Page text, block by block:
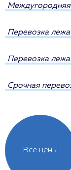
Все цены
Междугородняя
Перевозка
Перевозка
Срочная